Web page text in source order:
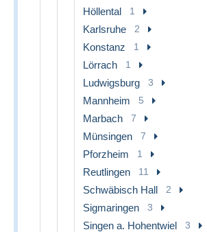
Höllental 1
Karlsruhe 2
Konstanz 1
Lörrach 1
Ludwigsburg 3
Mannheim 5
Marbach 7
Münsingen 7
Pforzheim 1
Reutlingen 11
Schwäbisch Hall 2
Sigmaringen 3
Singen a. Hohentwiel 3